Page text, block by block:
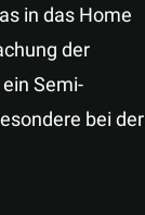
in das Home
der
Semi-
bei der